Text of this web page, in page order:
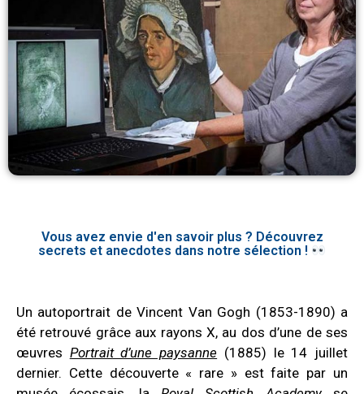
Vous avez envie d'en savoir plus ? Découvrez
secrets et anecdotes dans notre sélection !
Un autoportrait de Vincent Van Gogh (1853-1890) a
été retrouvé grâce aux rayons X, au dos d’une de ses
œuvres Portrait d’une paysanne (1885) le 14 juillet
dernier. Cette découverte « rare » est faite par un